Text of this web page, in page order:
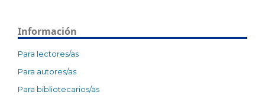
Información
Para lectores/as
Para autores/as
Para bibliotecarios/as